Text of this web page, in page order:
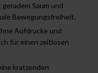
Saum und
Bewegungsfreiheit.
Aufdrucke und
für einen zeitlosen
kratzenden